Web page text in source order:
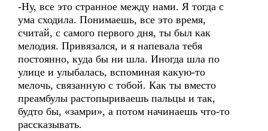
-Ну, все это странное между нами. Я тогда с
ума сходила. Понимаешь, все это время,
считай, с самого первого дня, ты был как
мелодия. Привязался, и я напевала тебя
постоянно, куда бы ни шла. Иногда шла по
улице и улыбалась, вспоминая какую-то
мелочь, связанную с тобой. Как ты вместо
преамбулы растопыриваешь пальцы и так,
будто бы, «замри», а потом начинаешь что-то
рассказывать.